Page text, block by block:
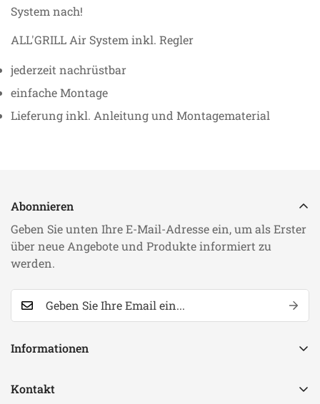
System nach!
ALL'GRILL Air System inkl. Regler
jederzeit nachrüstbar
einfache Montage
Lieferung inkl. Anleitung und Montagematerial
Abonnieren
Geben Sie unten Ihre E-Mail-Adresse ein, um als Erster
über neue Angebote und Produkte informiert zu
werden.
Informationen
FAQ
Kontakt